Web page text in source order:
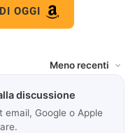
OGGI
discussione
Google o Apple